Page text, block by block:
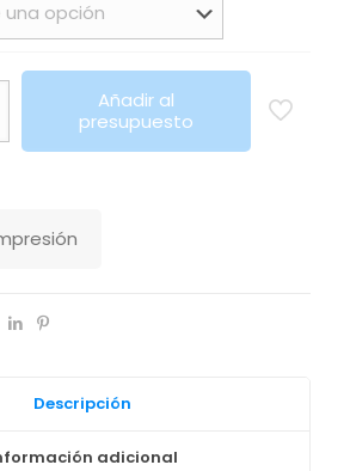
Añadir al
presupuesto
Descripción
adicional